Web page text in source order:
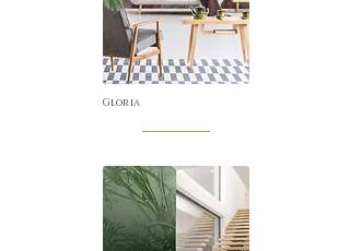
Gloria